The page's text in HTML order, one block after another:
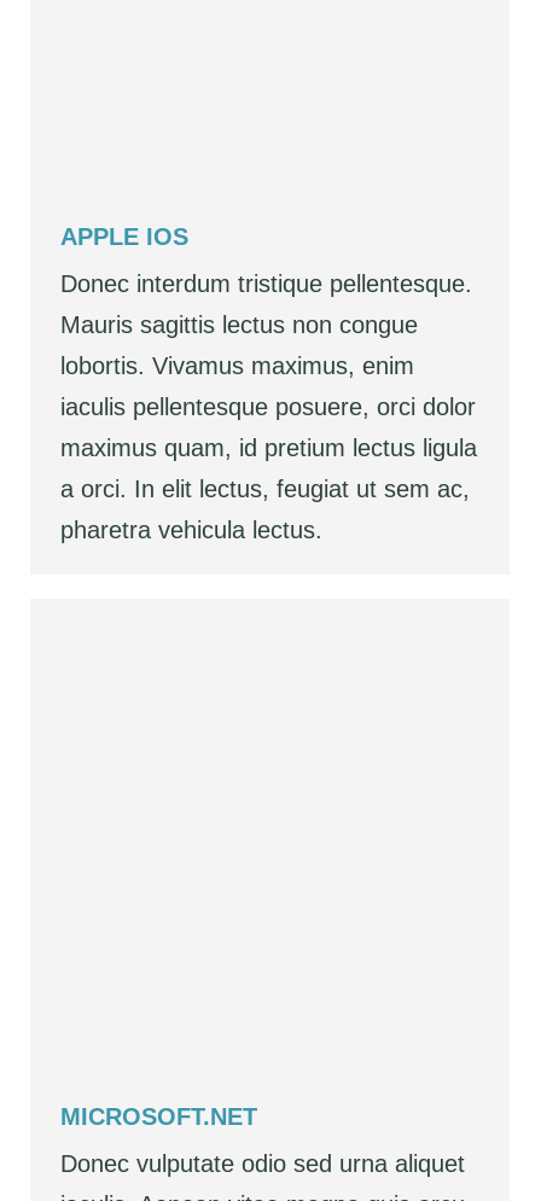
APPLE IOS
Donec interdum tristique pellentesque.
Mauris sagittis lectus non congue
lobortis. Vivamus maximus, enim
iaculis pellentesque posuere, orci dolor
maximus quam, id pretium lectus ligula
a orci. In elit lectus, feugiat ut sem ac,
pharetra vehicula lectus.
MICROSOFT.NET
Donec vulputate odio sed urna aliquet